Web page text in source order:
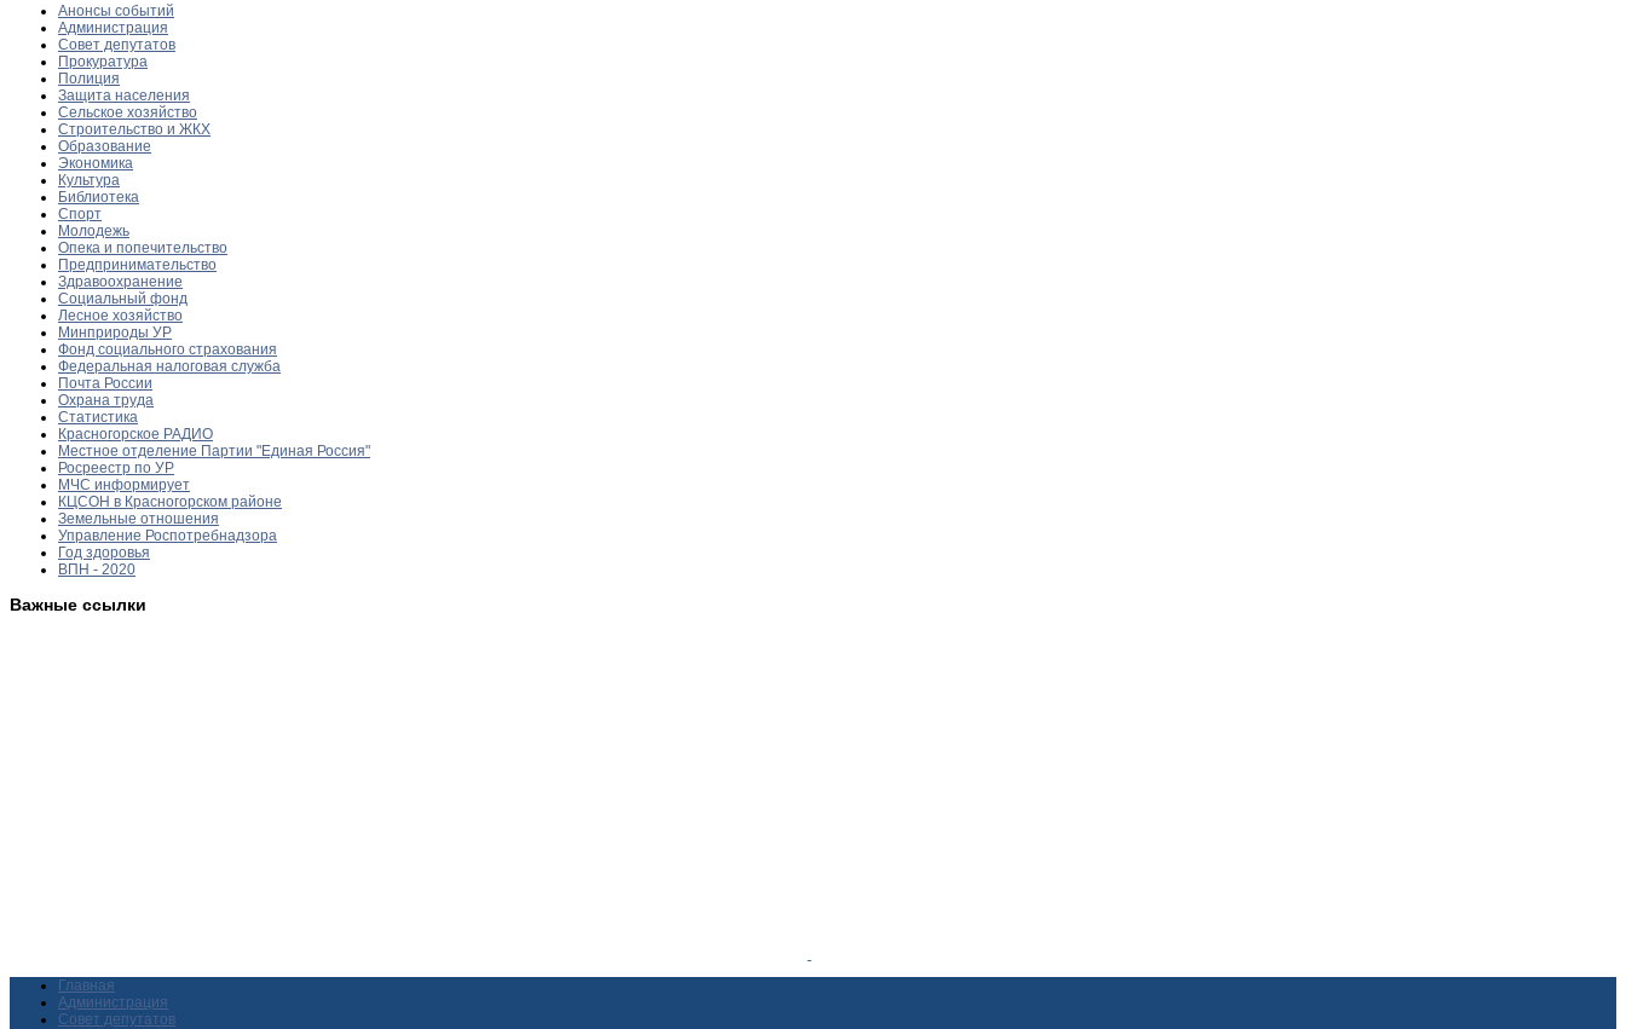
Анонсы событий
Администрация
Совет депутатов
Прокуратура
Полиция
Защита населения
Сельское хозяйство
Строительство и ЖКХ
Образование
Экономика
Культура
Библиотека
Спорт
Молодежь
Опека и попечительство
Предпринимательство
Здравоохранение
Социальный фонд
Лесное хозяйство
Минприроды УР
Фонд социального страхования
Федеральная налоговая служба
Почта России
Охрана труда
Статистика
Красногорское РАДИО
Местное отделение Партии "Единая Россия"
Росреестр по УР
МЧС информирует
КЦСОН в Красногорском районе
Земельные отношения
Управление Роспотребнадзора
Год здоровья
ВПН - 2020
Важные ссылки
Главная
Администрация
Совет депутатов